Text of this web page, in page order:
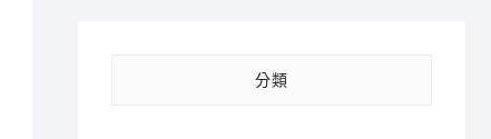
分類